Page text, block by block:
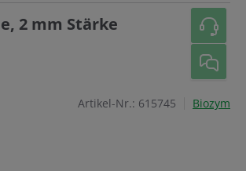
2 mm Stärke
Artikel-Nr.: 615745 Biozym